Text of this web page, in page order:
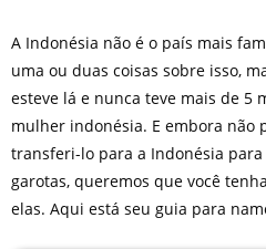
A Indonésia não é o país mais
uma ou duas coisas sobre isso,
esteve lá e nunca teve mais de 5
mulher indonésia. E embora não
transferi-lo para a Indonésia
garotas, queremos que você
elas. Aqui está seu guia para